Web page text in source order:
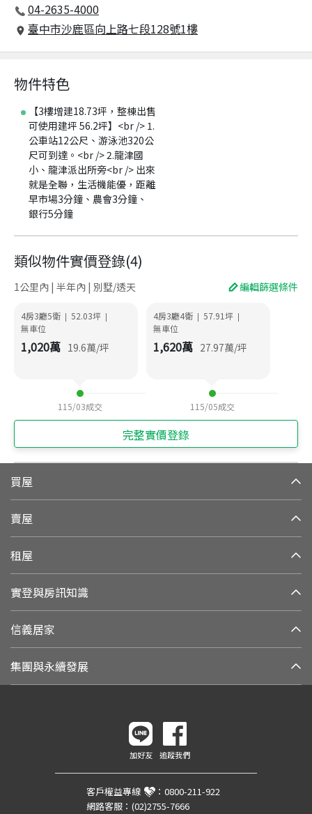
04-2635-4000
臺中市沙鹿區向上路七段128號1樓
物件特色
【3樓增建18.73坪，整棟出售
可使用建坪 56.2坪】<br /> 1.
公車站12公尺、游泳池320公
尺可到達。<br /> 2.龍津國
小、龍津派出所旁<br /> 出來
就是全聯，生活機能優，距離
早市場3分鐘、農會3分鐘、
銀行5分鐘
類似物件實價登錄(4)
1公里內 | 半年內 | 別墅/透天 編輯篩選條件
4房3廳5衛 | 52.03坪 |
無車位
1,020萬 19.6萬/坪
115/03成交
4房3廳4衛 | 57.91坪 |
無車位
1,620萬 27.97萬/坪
115/05成交
完整實價登錄
買屋
賣屋
租屋
實登與房訊知識
信義居家
集團與永續發展
加好友 追蹤我們
客戶權益專線 ： 0800-211-922
網路客服： (02)2755-7666